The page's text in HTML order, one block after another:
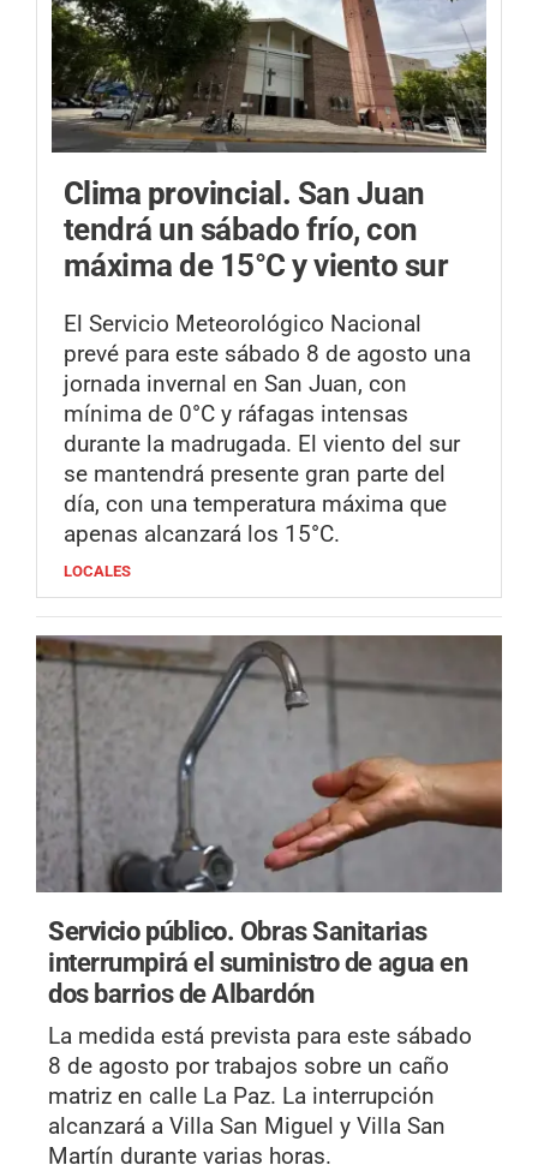
Clima provincial. San Juan
tendrá un sábado frío, con
máxima de 15°C y viento sur
El Servicio Meteorológico Nacional
prevé para este sábado 8 de agosto una
jornada invernal en San Juan, con
mínima de 0°C y ráfagas intensas
durante la madrugada. El viento del sur
se mantendrá presente gran parte del
día, con una temperatura máxima que
apenas alcanzará los 15°C.
LOCALES
Servicio público. Obras Sanitarias
interrumpirá el suministro de agua en
dos barrios de Albardón
La medida está prevista para este sábado
8 de agosto por trabajos sobre un caño
matriz en calle La Paz. La interrupción
alcanzará a Villa San Miguel y Villa San
Martín durante varias horas.